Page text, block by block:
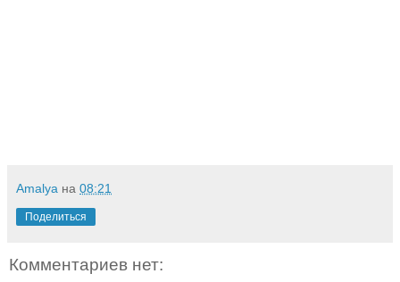
Amalya на 08:21
Поделиться
Комментариев нет: